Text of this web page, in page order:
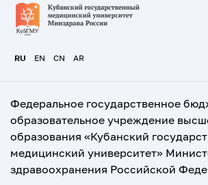
RU EN CN AR
Федеральное государственное
образовательное учреждение
образования «Кубанский
медицинский университет»
здравоохранения Российской